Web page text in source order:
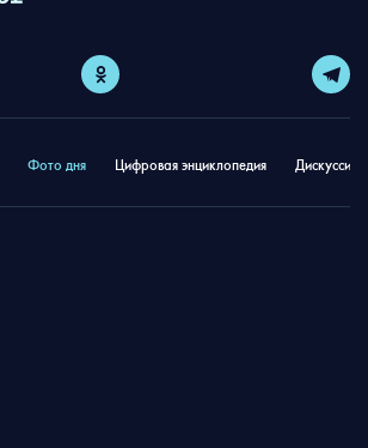
Фото дня Цифровая энциклопедия